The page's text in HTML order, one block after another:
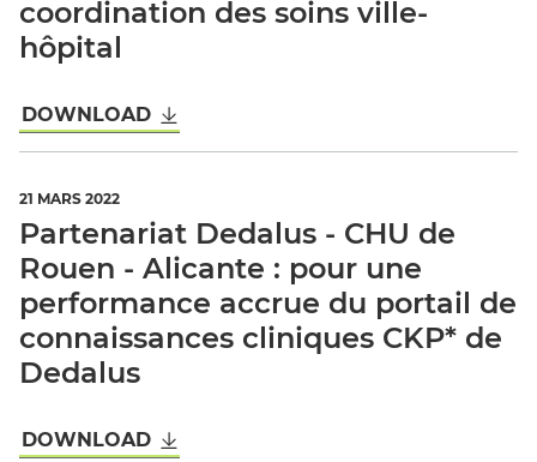
coordination des soins ville-
hôpital
DOWNLOAD
21 MARS 2022
Partenariat Dedalus - CHU de
Rouen - Alicante : pour une
performance accrue du portail de
connaissances cliniques CKP* de
Dedalus
DOWNLOAD